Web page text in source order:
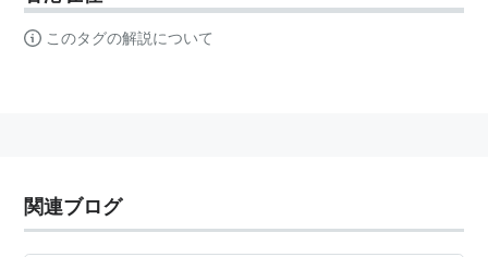
このタグの解説について
関連ブログ